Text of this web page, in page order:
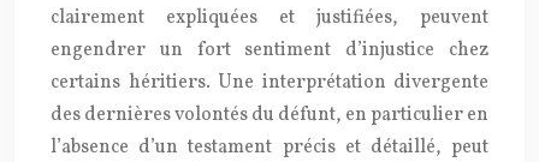
clairement expliquées et justifiées, peuvent
engendrer un fort sentiment d’injustice chez
certains héritiers. Une interprétation divergente
des dernières volontés du défunt, en particulier en
l’absence d’un testament précis et détaillé, peut